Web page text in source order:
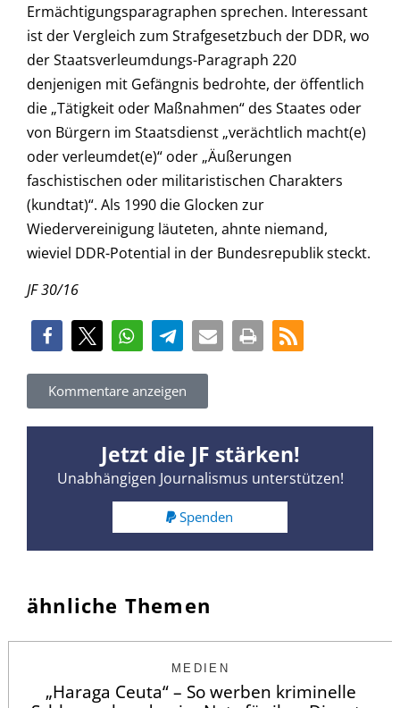
Ermächtigungsparagraphen sprechen. Interessant
ist der Vergleich zum Strafgesetzbuch der DDR, wo
der Staatsverleumdungs-Paragraph 220
denjenigen mit Gefängnis bedrohte, der öffentlich
die „Tätigkeit oder Maßnahmen“ des Staates oder
von Bürgern im Staatsdienst „verächtlich macht(e)
oder verleumdet(e)“ oder „Äußerungen
faschistischen oder militaristischen Charakters
(kundtat)“. Als 1990 die Glocken zur
Wiedervereinigung läuteten, ahnte niemand,
wieviel DDR-Potential in der Bundesrepublik steckt.
JF 30/16
Kommentare anzeigen
Jetzt die JF stärken!
Unabhängigen Journalismus unterstützen!
Spenden
ähnliche Themen
MEDIEN
„Haraga Ceuta“ – So werben kriminelle